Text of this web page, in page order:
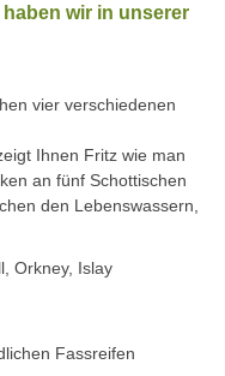
wir in unserer
vier verschiedenen
Ihnen Fritz wie man
an fünf Schottischen
den Lebenswassern,
Orkney, Islay
Fassreifen